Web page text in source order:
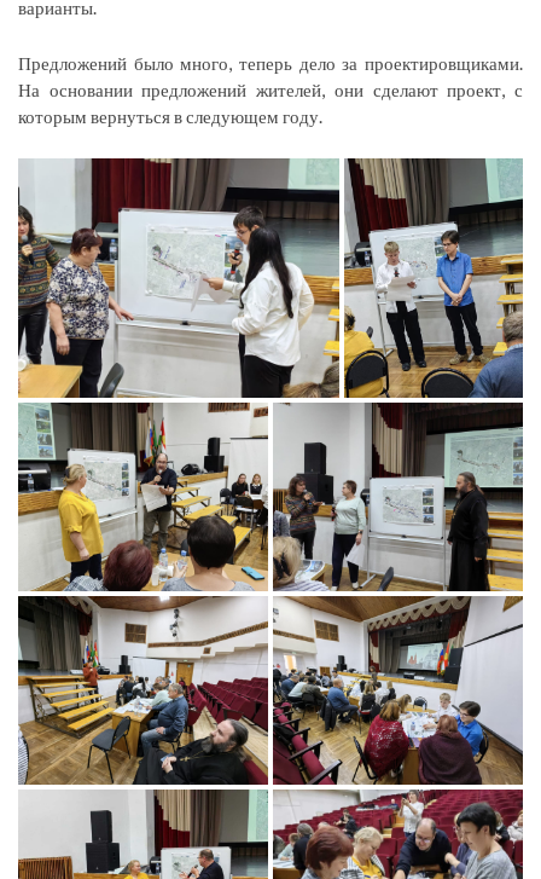
варианты.
Предложений было много, теперь дело за проектировщиками.
На основании предложений жителей, они сделают проект, с
которым вернуться в следующем году.